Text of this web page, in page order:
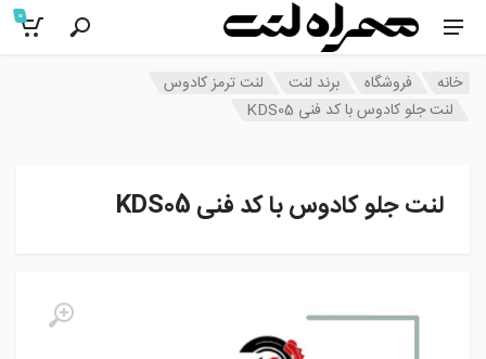
0
خانه فروشگاه برند لنت
لنت ترمز کادوس
لنت جلو کادوس با کد فنی KDS05
لنت جلو کادوس با کد فنی KDS05